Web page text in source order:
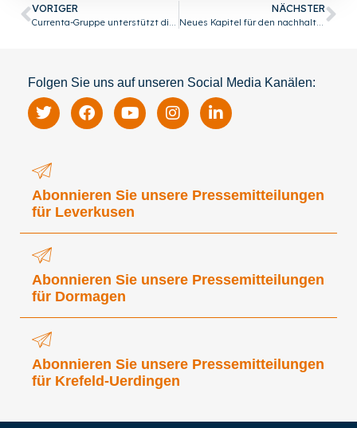
VORIGER
Currenta-Gruppe unterstützt die Lebenshilfe-Werkstätten Leverkusen – Rhein-Berg mit 25.000€
NÄCHSTER
Neues Kapitel für den nachhaltigen Chempark: Erster Uerdinger Elektrodenkessel geht in Betrieb
Folgen Sie uns auf unseren Social Media Kanälen:
Abonnieren Sie unsere Pressemitteilungen
für Leverkusen
Abonnieren Sie unsere Pressemitteilungen
für Dormagen
Abonnieren Sie unsere Pressemitteilungen
für Krefeld-Uerdingen